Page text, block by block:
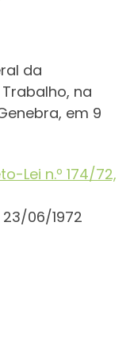
da
na
em 9
Lei n.º 174/72,
23/06/1972